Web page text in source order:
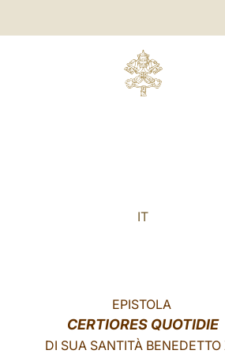
IT
EPISTOLA
CERTIORES QUOTIDIE
DI SUA SANTITÀ BENEDETTO